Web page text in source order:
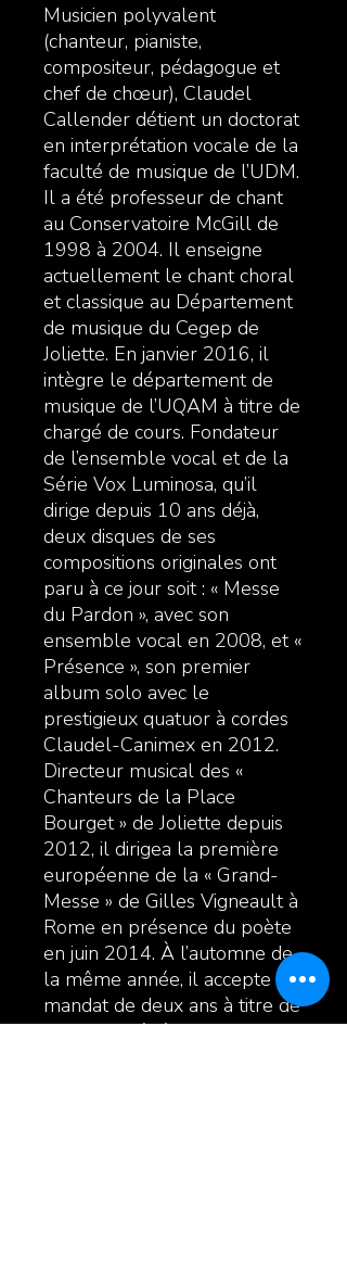
Musicien polyvalent
(chanteur, pianiste,
compositeur, pédagogue et
chef de chœur), Claudel
Callender détient un doctorat
en interprétation vocale de la
faculté de musique de l’UDM.
Il a été professeur de chant
au Conservatoire McGill de
1998 à 2004. Il enseigne
actuellement le chant choral
et classique au Département
de musique du Cegep de
Joliette. En janvier 2016, il
intègre le département de
musique de l’UQAM à titre de
chargé de cours. Fondateur
de l’ensemble vocal et de la
Série Vox Luminosa, qu’il
dirige depuis 10 ans déjà,
deux disques de ses
compositions originales ont
paru à ce jour soit : « Messe
du Pardon », avec son
ensemble vocal en 2008, et «
Présence », son premier
album solo avec le
prestigieux quatuor à cordes
Claudel-Canimex en 2012.
Directeur musical des «
Chanteurs de la Place
Bourget » de Joliette depuis
2012, il dirigea la première
européenne de la « Grand-
Messe » de Gilles Vigneault à
Rome en présence du poète
en juin 2014. À l’automne de
la même année, il accepte un
mandat de deux ans à titre de
directeur général de la